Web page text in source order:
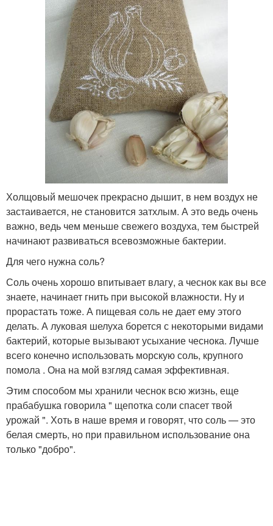
Холщовый мешочек прекрасно дышит, в нем воздух не
застаивается, не становится затхлым. А это ведь очень
важно, ведь чем меньше свежего воздуха, тем быстрей
начинают развиваться всевозможные бактерии.
Для чего нужна соль?
Соль очень хорошо впитывает влагу, а чеснок как вы все
знаете, начинает гнить при высокой влажности. Ну и
прорастать тоже. А пищевая соль не дает ему этого
делать. А луковая шелуха борется с некоторыми видами
бактерий, которые вызывают усыхание чеснока. Лучше
всего конечно использовать морскую соль, крупного
помола . Она на мой взгляд самая эффективная.
Этим способом мы хранили чеснок всю жизнь, еще
прабабушка говорила " щепотка соли спасет твой
урожай ". Хоть в наше время и говорят, что соль — это
белая смерть, но при правильном использование она
только "добро".